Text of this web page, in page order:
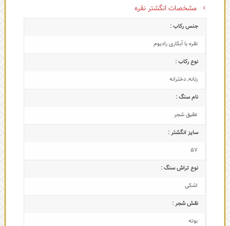
مشخصات انگشتر نقره
جنس رکاب :
نقره با آبکاری رادیوم
نوع رکاب :
زنانه,دخترانه
نام سنگ :
عقیق شجر
سایز انگشتر :
57
نوع تراش سنگ :
اشکی
نقش شجر :
بوته